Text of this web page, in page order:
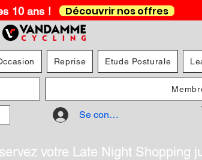
10 ans ! Découvrir nos offres
Reprise Etude Posturale
Se connecter
votre Late Night Shopping